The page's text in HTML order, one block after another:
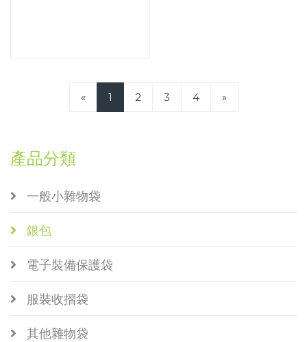
« 1 2 3 4 »
產品分類
一般小雜物袋
銀包
電子裝備保護袋
服裝收摺袋
其他雜物袋